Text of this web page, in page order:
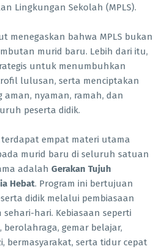
Lingkungan Sekolah (MPLS).
menegaskan bahwa MPLS bukan
murid baru. Lebih dari itu,
untuk menumbuhkan
lulusan, serta menciptakan
nyaman, ramah, dan
peserta didik.
empat materi utama
murid baru di seluruh satuan
adalah Gerakan Tujuh
Hebat. Program ini bertujuan
didik melalui pembiasaan
hari. Kebiasaan seperti
berolahraga, gemar belajar,
bermasyarakat, serta tidur cepat